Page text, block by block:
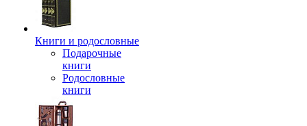
Книги и родословные
Подарочные
книги
Родословные
книги